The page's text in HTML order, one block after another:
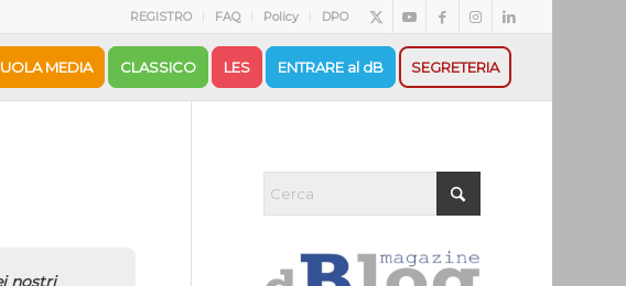
REGISTRO FAQ Policy DPO
MEDIA CLASSICO LES ENTRARE al dB SEGRETERIA
nostri